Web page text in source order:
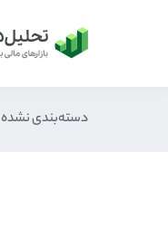
دسته‌بندی نشده